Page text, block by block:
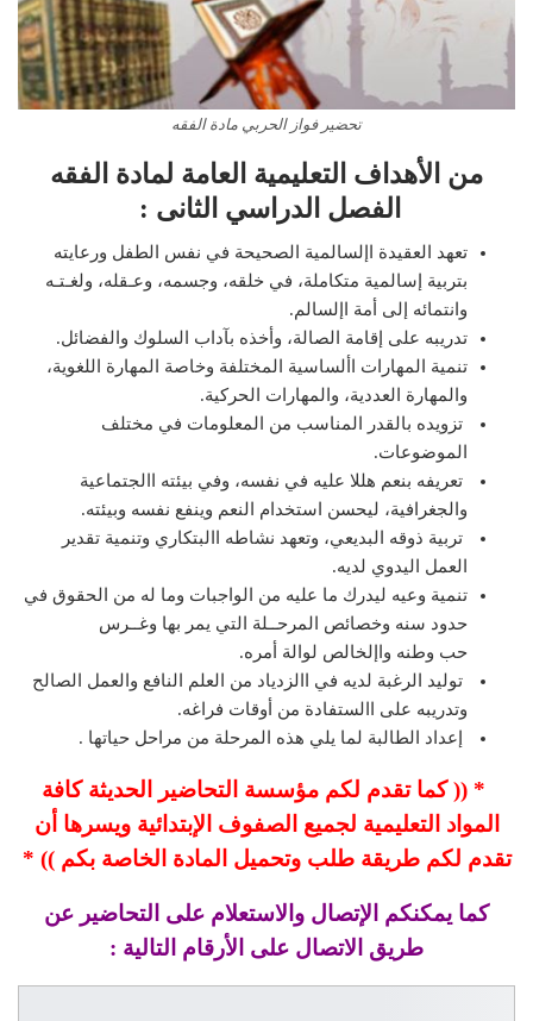
تحضير فواز الحربي مادة الفقه
من الأهداف التعليمية العامة لمادة الفقه
الفصل الدراسي الثانى :
تعهد العقيدة اإلسالمية الصحيحة في نفس الطفل ورعايته
بتربية إسالمية متكاملة، في خلقه، وجسمه، وعـقله، ولغـتـه
وانتمائه إلى أمة اإلسالم.
تدريبه على إقامة الصالة، وأخذه بآداب السلوك والفضائل.
تنمية المهارات األساسية المختلفة وخاصة المهارة اللغوية،
والمهارة العددية، والمهارات الحركية.
تزويده بالقدر المناسب من المعلومات في مختلف
الموضوعات.
تعريفه بنعم هللا عليه في نفسه، وفي بيئته االجتماعية
والجغرافية، ليحسن استخدام النعم وينفع نفسه وبيئته.
تربية ذوقه البديعي، وتعهد نشاطه االبتكاري وتنمية تقدير
العمل اليدوي لديه.
تنمية وعيه ليدرك ما عليه من الواجبات وما له من الحقوق في
حدود سنه وخصائص المرحــلة التي يمر بها وغــرس
حب وطنه واإلخالص لوالة أمره.
توليد الرغبة لديه في االزدياد من العلم النافع والعمل الصالح
وتدريبه على االستفادة من أوقات فراغه.
إعداد الطالبة لما يلي هذه المرحلة من مراحل حياتها .
* (( كما تقدم لكم مؤسسة التحاضير الحديثة كافة
المواد التعليمية لجميع الصفوف الإبتدائية ويسرها أن
تقدم لكم طريقة طلب وتحميل المادة الخاصة بكم )) *
كما يمكنكم الإتصال والاستعلام على التحاضير عن
طريق الاتصال على الأرقام التالية :